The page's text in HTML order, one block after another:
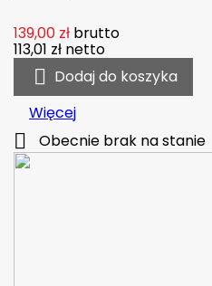
139,00 zł brutto
113,01 zł netto
 Dodaj do koszyka
Więcej
 Obecnie brak na stanie